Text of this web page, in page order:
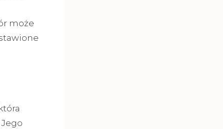
może